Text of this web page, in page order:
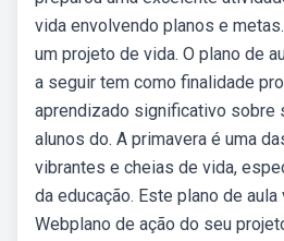
vida envolvendo planos e
um projeto de vida. O plano de
a seguir tem como finalidade
aprendizado significativo sobre
alunos do. A primavera é uma
vibrantes e cheias de vida,
da educação. Este plano de
Webplano de ação do seu